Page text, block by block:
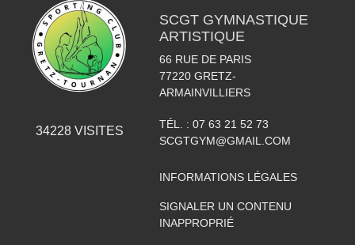
34228VISITES
SCGT GYMNASTIQUE
ARTISTIQUE
66 RUE DE PARIS
77220 GRETZ-
ARMAINVILLIERS
TÉL. : 07 63 21 52 73
SCGTGYM@GMAIL.COM
INFORMATIONS LÉGALES
SIGNALER UN CONTENU
INAPPROPRIÉ